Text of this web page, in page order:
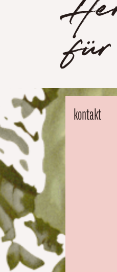
kontakt